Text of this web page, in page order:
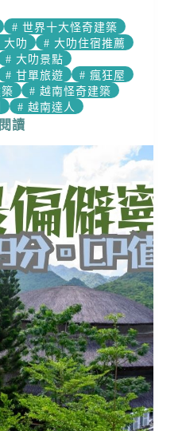
# 世界十大怪奇建築
大叻 # 大叻住宿推薦
# 大叻景點
# 甘單旅遊 # 瘋狂屋
# 越南怪奇建築
# 越南達人
讀